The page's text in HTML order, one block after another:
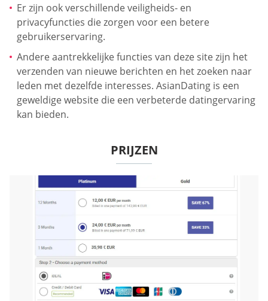
Er zijn ook verschillende veiligheids- en
privacyfuncties die zorgen voor een betere
gebruikerservaring.
Andere aantrekkelijke functies van deze site zijn het
verzenden van nieuwe berichten en het zoeken naar
leden met dezelfde interesses. AsianDating is een
geweldige website die een verbeterde datingervaring
kan bieden.
PRIJZEN